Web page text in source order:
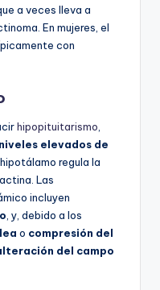
a veces lleva a
En mujeres, el
con
hipopituitarismo
niveles elevados de
hipotálamo regula la
Las
incluyen
, y, debido a los
o compresión del
del campo